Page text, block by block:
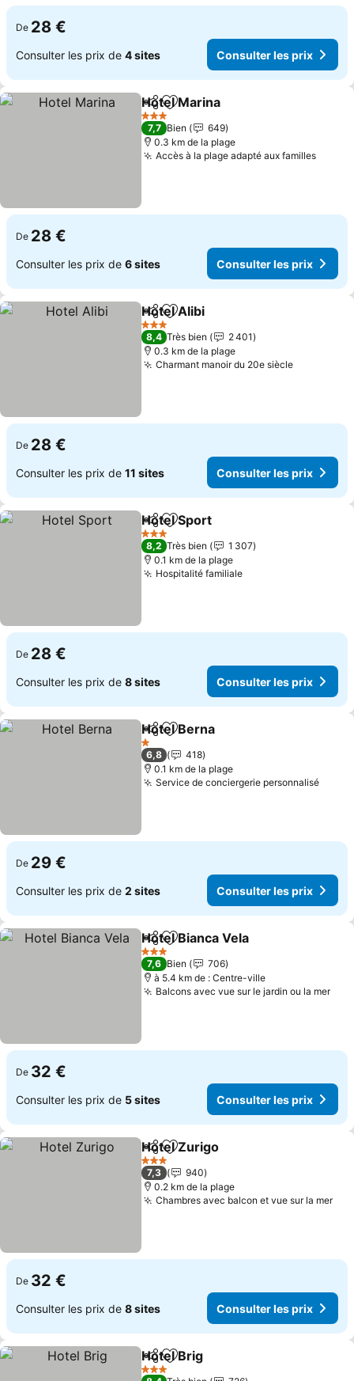
De 28 €
Consulter les prix de 4 sites Consulter les prix
PartagerAjouter à mes favoris
Hotel Marina
3 Étoiles
7,7 Bien
649
0.3 km de la plage
Accès à la plage adapté aux familles
De 28 €
Consulter les prix de 6 sites Consulter les prix
PartagerAjouter à mes favoris
Hotel Alibi
3 Étoiles
8,4 Très bien
2 401
0.3 km de la plage
Charmant manoir du 20e siècle
De 28 €
Consulter les prix de 11 sites Consulter les prix
PartagerAjouter à mes favoris
Hotel Sport
3 Étoiles
8,2 Très bien
1 307
0.1 km de la plage
Hospitalité familiale
De 28 €
Consulter les prix de 8 sites Consulter les prix
PartagerAjouter à mes favoris
Hotel Berna
1 Étoiles
6,8
418
0.1 km de la plage
Service de conciergerie personnalisé
De 29 €
Consulter les prix de 2 sites Consulter les prix
PartagerAjouter à mes favoris
Hotel Bianca Vela
3 Étoiles
7,6 Bien
706
à 5.4 km de : Centre-ville
Balcons avec vue sur le jardin ou la mer
De 32 €
Consulter les prix de 5 sites Consulter les prix
PartagerAjouter à mes favoris
Hotel Zurigo
3 Étoiles
7,3
940
0.2 km de la plage
Chambres avec balcon et vue sur la mer
De 32 €
Consulter les prix de 8 sites Consulter les prix
PartagerAjouter à mes favoris
Hotel Brig
3 Étoiles